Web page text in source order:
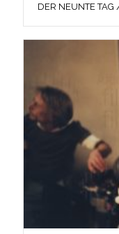
DER NEUNTE